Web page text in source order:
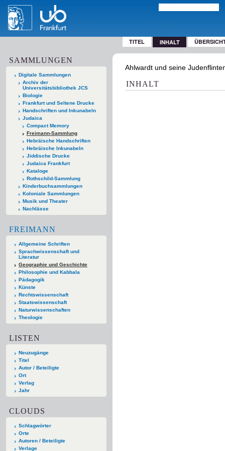
TITEL INHALT
SAMMLUNGEN
Digitale Sammlungen
Archiv der
Universitätsbibliothek JCS
Biologie
Frankfurt und Seltene Drucke
Handschriften und Inkunabeln
Judaica
Compact Memory
Freimann-Sammlung
Hebräische Handschriften
Hebräische Inkunabeln
Jiddische Drucke
Judaica Frankfurt
Kataloge
Rothschild-Sammlung
Kinderbuchsammlungen
Koloniale Sammlungen
Musik und Theater
Nachlässe
FREIMANN
Allgemeine Schriften
Sprachwissenschaft und
Literatur
Geographie und Geschichte
Philosophie und Kabbala
Pädagogik
Künste
Rechtswissenschaft
Staatswissenschaft
Naturwissenschaften
Theologie
LISTEN
Neuzugänge
Titel
Autor / Beteiligte
Ort
Verlag
Jahr
CLOUDS
Schlagwörter
Orte
Autoren / Beteiligte
Verlage
Ahlwardt und seine
INHALT